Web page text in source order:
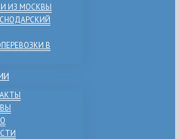
ИЗ МОСКВЫ
В